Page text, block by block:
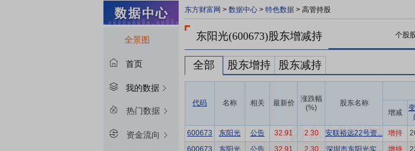
全景图
首页
我的数据
热门数据
资金流向
东方财富网 > 数据中心 > 特色数据 > 高管持股
东阳光(600673)股东增减持 个股
全部 股东增持 股东减持
代码 名称 相关 最新价
涨跌幅
(%)
股东名称
增减
600673
东阳光 公告 32.91 2.30 安联裕远22号资... 增持
600673
东阳光 公告 32.91 2.30 深圳市东阳光实... 增持